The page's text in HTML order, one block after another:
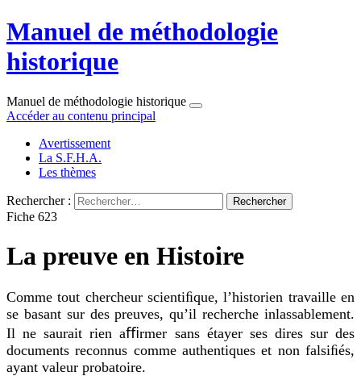
Manuel de méthodologie
historique
Manuel de méthodologie historique
Accéder au contenu principal
Avertissement
La S.F.H.A.
Les thèmes
Rechercher :
Fiche 623
La preuve en Histoire
Comme tout chercheur scientiﬁque, l’historien travaille en
se basant sur des preuves, qu’il recherche inlassablement.
Il ne saurait rien aﬃrmer sans étayer ses dires sur des
documents reconnus comme authentiques et non falsiﬁés,
ayant valeur probatoire.